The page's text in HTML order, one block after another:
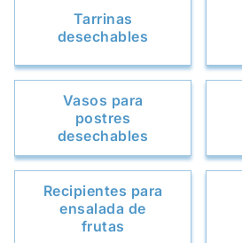
Tarrinas
desechables
Vasos para
postres
desechables
Recipientes para
ensalada de
frutas